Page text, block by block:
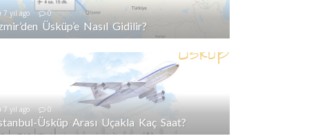
7 yıl ago 0
Üsküp’e Nasıl Gidilir?
7 yıl ago 0
Üsküp Arası Uçakla Kaç Saat?